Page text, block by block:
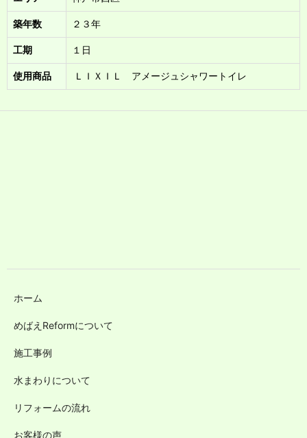
築年数 ２３年
工期 １日
使用商品 ＬＩＸＩＬ アメージュシャワートイレ
ホーム
めばえReformについて
施工事例
水まわりについて
リフォームの流れ
お客様の声